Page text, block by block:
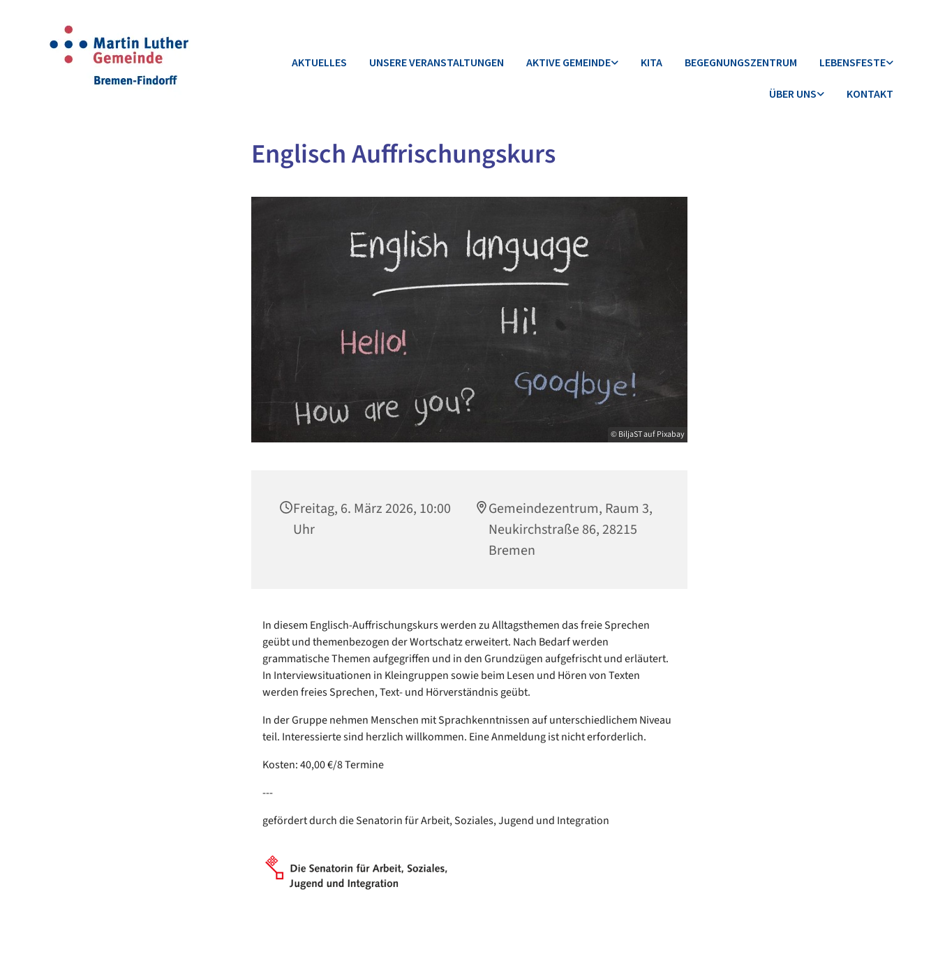
AKTUELLES UNSERE VERANSTALTUNGEN AKTIVE GEMEINDE KITA BEGEGNUNGSZENTRUM LEBENSFESTE
ÜBER UNS KONTAKT
Englisch Auffrischungskurs
© BiljaST auf Pixabay
Freitag, 6. März 2026, 10:00
Uhr
Gemeindezentrum, Raum 3,
Neukirchstraße 86, 28215
Bremen
In diesem Englisch-Auffrischungskurs werden zu Alltagsthemen das freie Sprechen
geübt und themenbezogen der Wortschatz erweitert. Nach Bedarf werden
grammatische Themen aufgegriffen und in den Grundzügen aufgefrischt und erläutert.
In Interviewsituationen in Kleingruppen sowie beim Lesen und Hören von Texten
werden freies Sprechen, Text- und Hörverständnis geübt.
In der Gruppe nehmen Menschen mit Sprachkenntnissen auf unterschiedlichem Niveau
teil. Interessierte sind herzlich willkommen. Eine Anmeldung ist nicht erforderlich.
Kosten: 40,00 €/8 Termine
---
gefördert durch die Senatorin für Arbeit, Soziales, Jugend und Integration